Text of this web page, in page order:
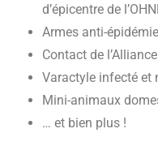
d’épicentre de
Armes anti-épidémie
Contact de
Varactyle infecté et
Mini-animaux
… et bien plus !